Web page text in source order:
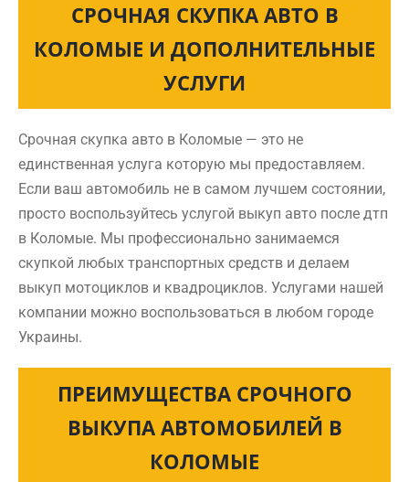
СРОЧНАЯ СКУПКА АВТО В
КОЛОМЫЕ И ДОПОЛНИТЕЛЬНЫЕ
УСЛУГИ
Срочная скупка авто в Коломые — это не
единственная услуга которую мы предоставляем.
Если ваш автомобиль не в самом лучшем состоянии,
просто воспользуйтесь услугой выкуп авто после дтп
в Коломые. Мы профессионально занимаемся
скупкой любых транспортных средств и делаем
выкуп мотоциклов и квадроциклов. Услугами нашей
компании можно воспользоваться в любом городе
Украины.
ПРЕИМУЩЕСТВА СРОЧНОГО
ВЫКУПА АВТОМОБИЛЕЙ В
КОЛОМЫЕ